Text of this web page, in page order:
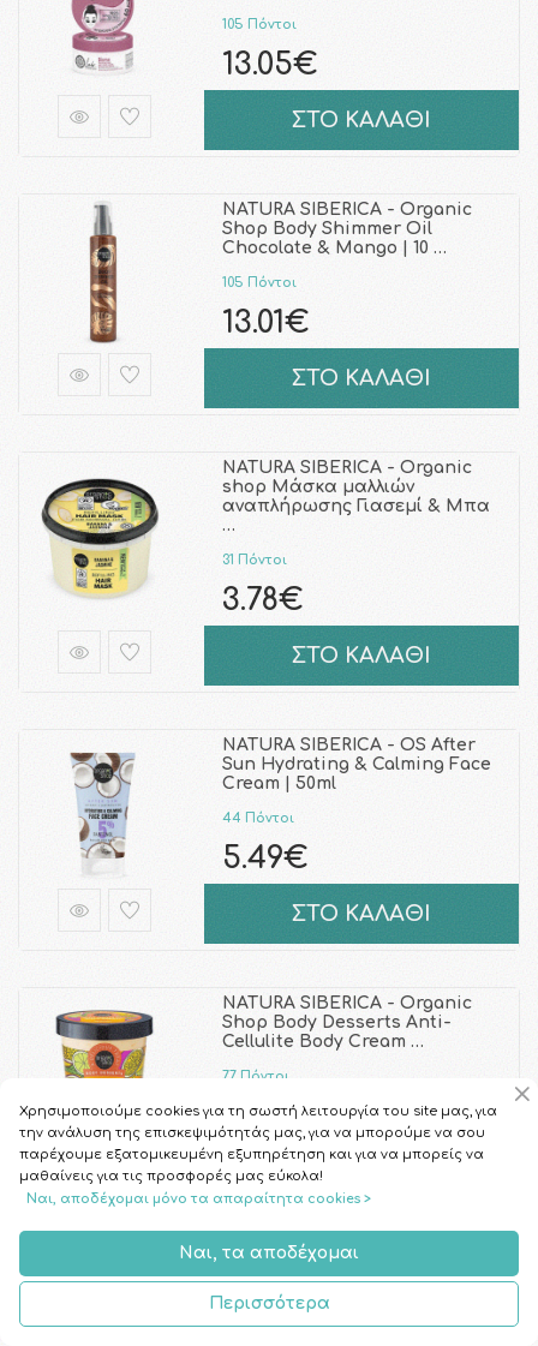
105 Πόντοι
13.05€
ΣΤΟ ΚΑΛΑΘΙ
NATURA SIBERICA - Organic
Shop Body Shimmer Oil
Chocolate & Mango | 10 …
105 Πόντοι
13.01€
ΣΤΟ ΚΑΛΑΘΙ
NATURA SIBERICA - Organic
shop Μάσκα μαλλιών
αναπλήρωσης Γιασεμί & Μπα
…
31 Πόντοι
3.78€
ΣΤΟ ΚΑΛΑΘΙ
NATURA SIBERICA - OS After
Sun Hydrating & Calming Face
Cream | 50ml
44 Πόντοι
5.49€
ΣΤΟ ΚΑΛΑΘΙ
NATURA SIBERICA - Organic
Shop Body Desserts Anti-
Cellulite Body Cream …
77 Πόντοι
9.50€
ΣΤΟ ΚΑΛΑΘΙ
NATURA SIBERICA - Organic
Shop Body Desserts Hydrating
Body Mousse Coc …
Χρησιμοποιούμε cookies για τη σωστή λειτουργία του site μας, για
την ανάλυση της επισκεψιμότητάς μας, για να μπορούμε να σου
παρέχουμε εξατομικευμένη εξυπηρέτηση και για να μπορείς να
μαθαίνεις για τις προσφορές μας εύκολα!
Ναι, αποδέχομαι μόνο τα απαραίτητα cookies >
Ναι, τα αποδέχομαι
Περισσότερα